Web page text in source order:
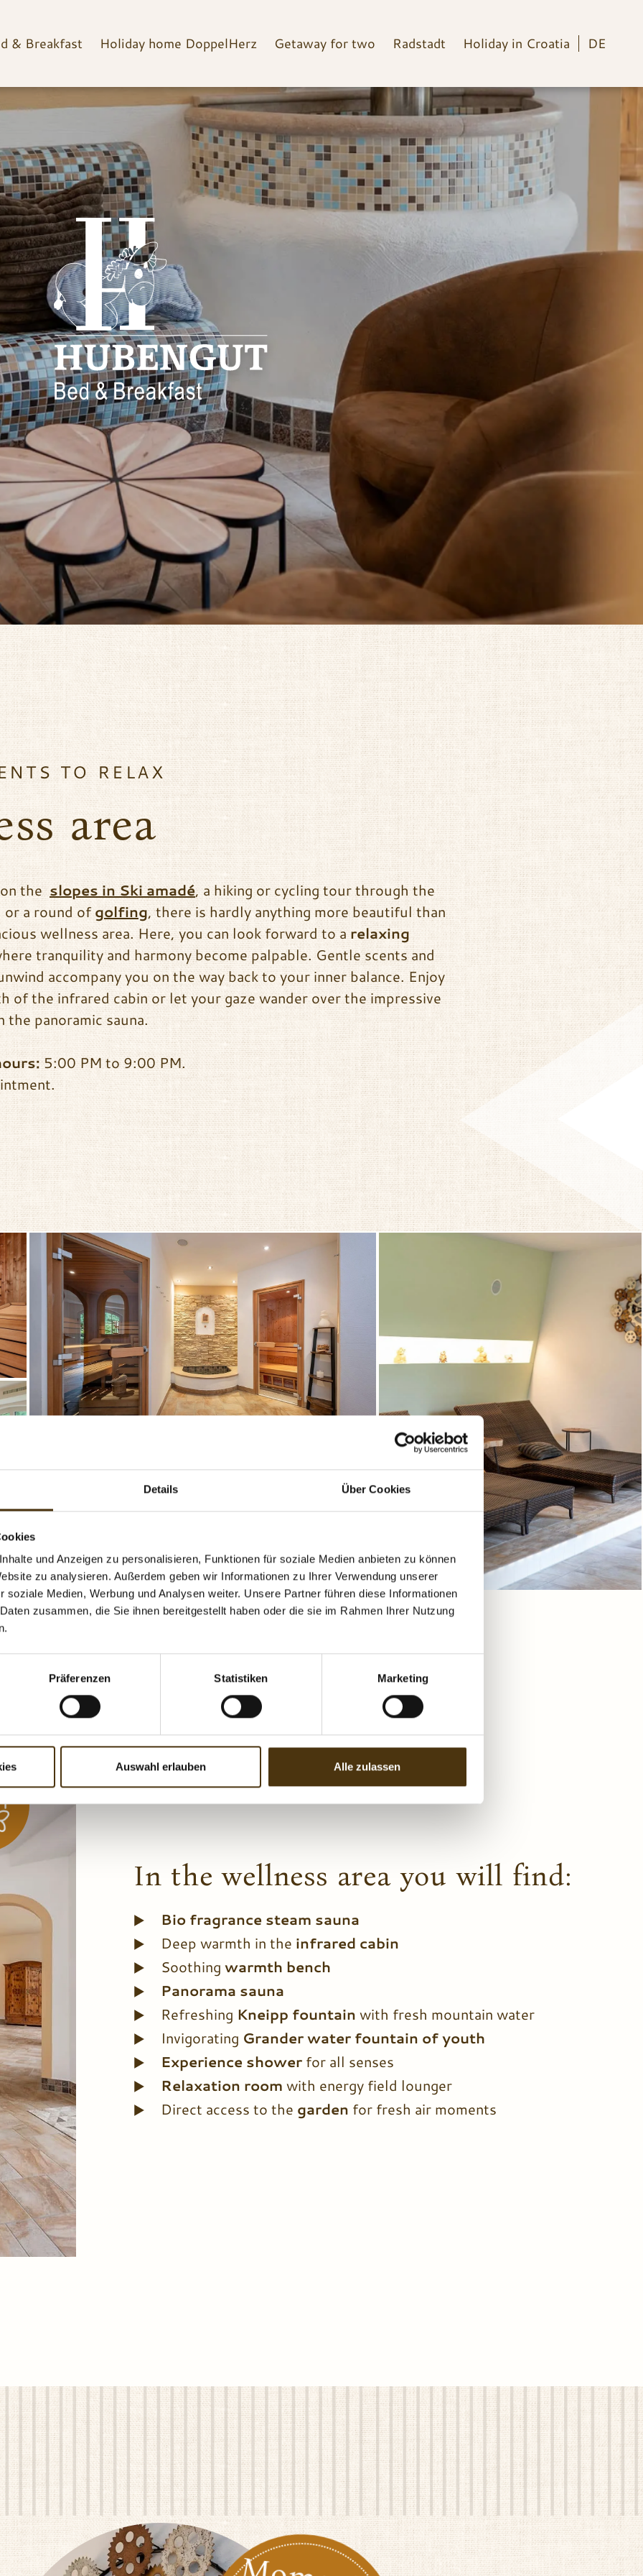
Details Über Cookies
und Anzeigen zu personalisieren, Funktionen für soziale Medien anbieten zu können
zu analysieren. Außerdem geben wir Informationen zu Ihrer Verwendung unserer
soziale Medien, Werbung und Analysen weiter. Unsere Partner führen diese Informationen
zusammen, die Sie ihnen bereitgestellt haben oder die sie im Rahmen Ihrer Nutzung
Präferenzen Statistiken Marketing
Auswahl erlauben Alle zulassen
& Breakfast Holiday home DoppelHerz Getaway for two Radstadt Holiday in Croatia DE
TO RELAX
area
the slopes in Ski amadé, a hiking or cycling tour through the
or a round ofgolfing, there is hardly anything more beautiful than
wellness area. Here, you can look forward to arelaxing
tranquility and harmony become palpable. Gentle scents and
accompany you on the way back to your inner balance. Enjoy
of the infrared cabin or let your gaze wander over the impressive
the panoramic sauna.
5:00 PM to 9:00 PM.
In the wellness area you will find:
Bio fragrance steam sauna
Deep warmth in the infrared cabin
Soothing warmth bench
Panorama sauna
Refreshing Kneipp fountain with fresh mountain water
Invigorating Grander water fountain of youth
Experience showerfor all senses
Relaxation room with energy field lounger
Direct access to the garden for fresh air moments